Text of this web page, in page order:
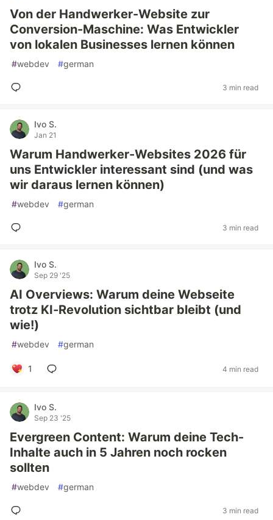
Von der Handwerker-Website zur
Conversion-Maschine: Was Entwickler
von lokalen Businesses lernen können
#webdev #german
3 min read
Ivo S.
Jan 21
Warum Handwerker-Websites 2026 für
uns Entwickler interessant sind (und was
wir daraus lernen können)
#webdev #german
3 min read
Ivo S.
Sep 29 '25
AI Overviews: Warum deine Webseite
trotz KI-Revolution sichtbar bleibt (und
wie!)
#webdev #german
1 4 min read
Ivo S.
Sep 23 '25
Evergreen Content: Warum deine Tech-
Inhalte auch in 5 Jahren noch rocken
sollten
#webdev #german
3 min read